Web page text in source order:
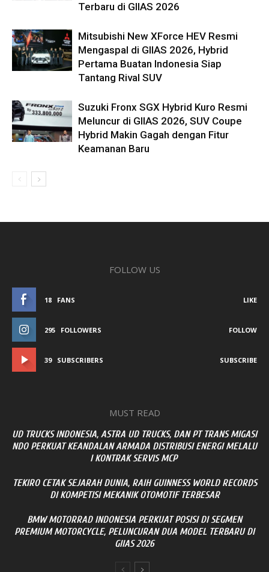
Terbaru di GIIAS 2026
Mitsubishi New XForce HEV Resmi
Mengaspal di GIIAS 2026, Hybrid
Pertama Buatan Indonesia Siap
Tantang Rival SUV
Suzuki Fronx SGX Hybrid Kuro Resmi
Meluncur di GIIAS 2026, SUV Coupe
Hybrid Makin Gagah dengan Fitur
Keamanan Baru
FOLLOW US
18 FANS LIKE
295 FOLLOWERS FOLLOW
39 SUBSCRIBERS SUBSCRIBE
MUST READ
UD TRUCKS INDONESIA, ASTRA UD TRUCKS, DAN PT TRANS MIGASI
NDO PERKUAT KEANDALAN ARMADA DISTRIBUSI ENERGI MELALU
I KONTRAK SERVIS MCP
TEKIRO CETAK SEJARAH DUNIA, RAIH GUINNESS WORLD RECORDS
DI KOMPETISI MEKANIK OTOMOTIF TERBESAR
BMW MOTORRAD INDONESIA PERKUAT POSISI DI SEGMEN
PREMIUM MOTORCYCLE, PELUNCURAN DUA MODEL TERBARU DI
GIIAS 2026